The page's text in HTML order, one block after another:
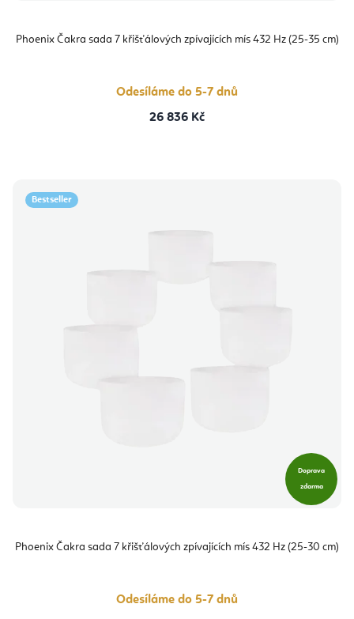
Phoenix Čakra sada 7 křišťálových zpívajících mís 432 Hz (25-35 cm)
Odesíláme do 5-7 dnů
26 836 Kč
Bestseller
Doprava
zdarma
Phoenix Čakra sada 7 křišťálových zpívajících mís 432 Hz (25-30 cm)
Odesíláme do 5-7 dnů